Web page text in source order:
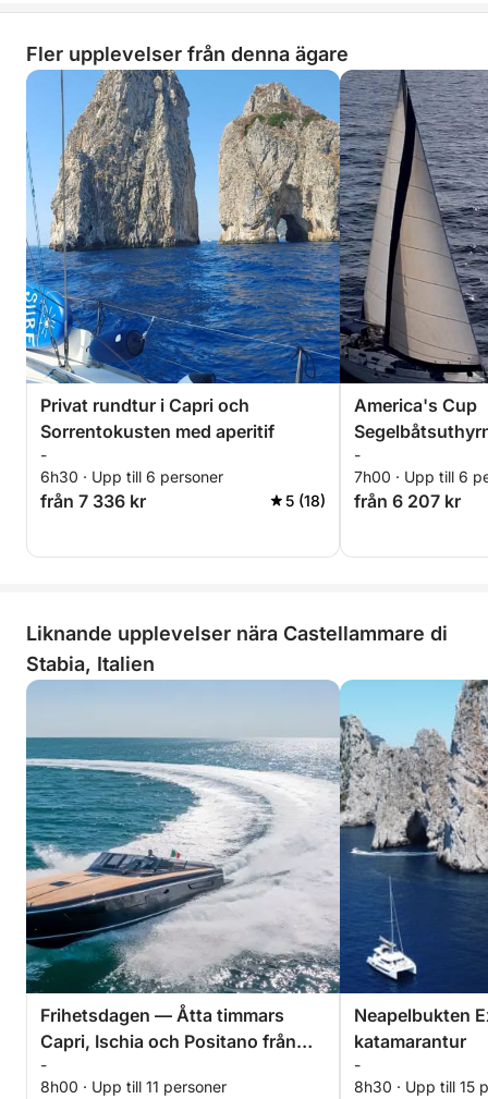
Fler upplevelser från denna ägare
Privat rundtur i Capri och
Sorrentokusten med aperitif
-
6h30 · Upp till 6 personer
från 7 336 kr 5 (18)
America's Cup
-
7h00 · Upp till 6
från 6 207 kr
Liknande upplevelser nära Castellammare di
Stabia, Italien
Frihetsdagen — Åtta timmars
Capri, Ischia och Positano från
Marina di Stabia
-
8h00 · Upp till 11 personer
Neapelbukten
katamarantur
-
8h30 · Upp till 15